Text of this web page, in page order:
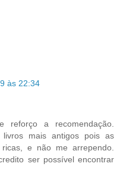
às 22:34
reforço a recomendação.
mais antigos pois as
e não me arrependo.
ser possível encontrar